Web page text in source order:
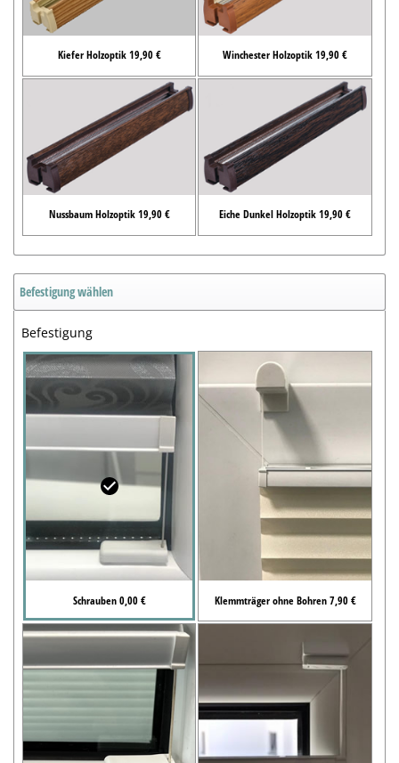
Kiefer Holzoptik 19,90 € Winchester Holzoptik 19,90 €
Nussbaum Holzoptik 19,90 € Eiche Dunkel Holzoptik 19,90 €
Befestigung wählen
Befestigung
Schrauben 0,00 € Klemmträger ohne Bohren 7,90 €